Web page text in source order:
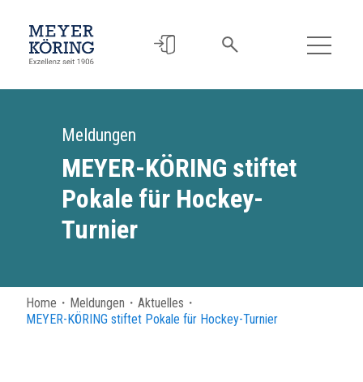
Meldungen
MEYER-KÖRING stiftet
Pokale für Hockey-
Turnier
Home ・ Meldungen ・ Aktuelles ・
MEYER-KÖRING stiftet Pokale für Hockey-Turnier